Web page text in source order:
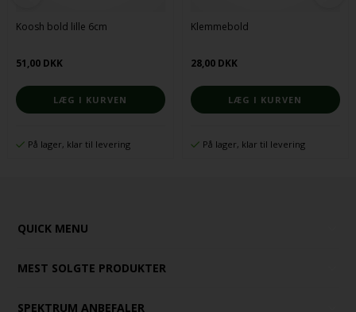
Koosh bold lille 6cm
51,00 DKK
På lager, klar til levering
Klemmebold
28,00 DKK
På lager, klar til levering
QUICK MENU
MEST SOLGTE PRODUKTER
SPEKTRUM ANBEFALER